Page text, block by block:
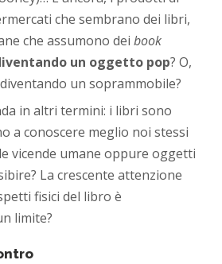
che sembrano dei libri,
che assumono deibook
un oggetto pop? O,
un soprammobile?
in altri termini: i libri sono
a conoscere meglio noi stessi
vicende umane oppure oggetti
La crescente attenzione
fisici del libro è
limite?